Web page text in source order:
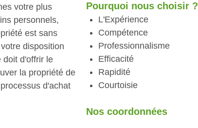
votre plus
personnels,
est sans
disposition
doit d'offrir le
la propriété de
d'achat
Pourquoi nous choisir ?
L'Expérience
Compétence
Professionnalisme
Efficacité
Rapidité
Courtoisie
Nos coordonnées